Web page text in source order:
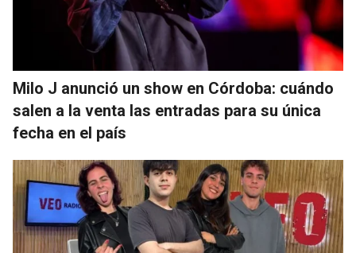
Milo J anunció un show en Córdoba: cuándo
salen a la venta las entradas para su única
fecha en el país